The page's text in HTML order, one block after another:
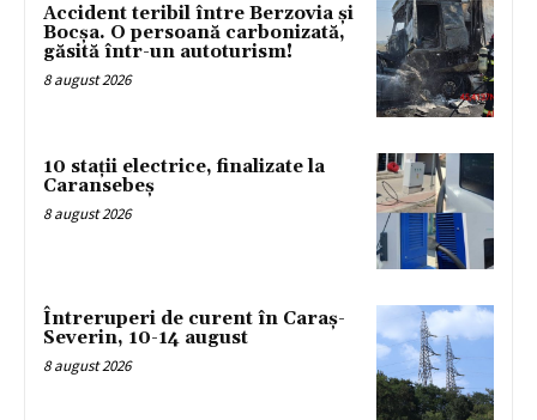
Accident teribil între Berzovia și
Bocșa. O persoană carbonizată,
găsită într-un autoturism!
8 august 2026
10 stații electrice, finalizate la
Caransebeș
8 august 2026
Întreruperi de curent în Caraș-
Severin, 10-14 august
8 august 2026